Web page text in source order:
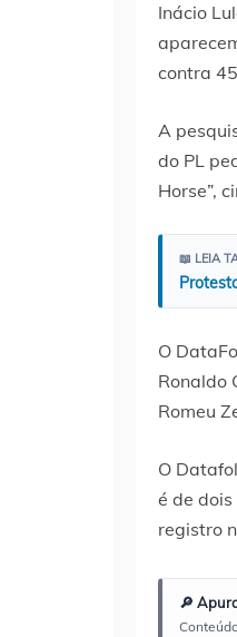
Inácio
contra
A
do PL
Horse”,
📖 LEIA
O
Ronaldo
Romeu
O
é de
registro
🔎